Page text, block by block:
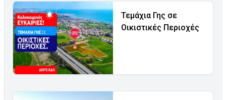
Τεμάχια Γης σε
Οικιστικές Περιοχές